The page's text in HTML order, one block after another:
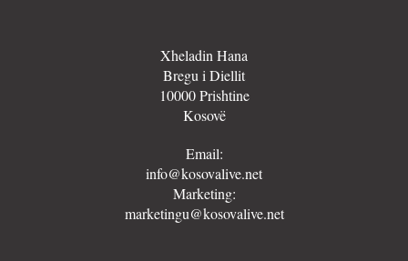
Xheladin Hana
Bregu i Diellit
10000 Prishtine
Kosovë
Email:
info@kosovalive.net
Marketing:
marketingu@kosovalive.net